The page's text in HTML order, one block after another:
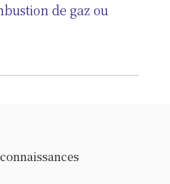
de gaz ou